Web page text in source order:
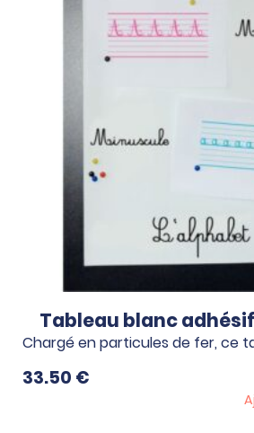
Tableau blanc
Chargé en particules de fer, ce
33.50 €